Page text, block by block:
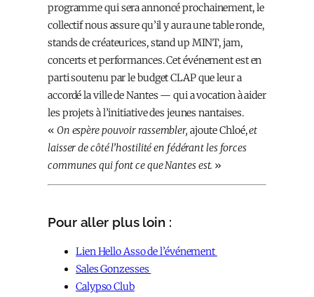
programme qui sera annoncé prochainement, le
collectif nous assure qu’il y aura une table ronde,
stands de créateurices, stand up MINT, jam,
concerts et performances. Cet événement est en
parti soutenu par le budget CLAP que leur a
accordé la ville de Nantes — qui a vocation à aider
les projets à l’initiative des jeunes nantais·es.
« On espère pouvoir rassembler, ajoute Chloé,et
laisser de côté l’hostilité en fédérant les forces
communes qui font ce que Nantes est. »
Pour aller plus loin :
Lien Hello Asso de l’événement
Sales Gonzesses
Calypso Club